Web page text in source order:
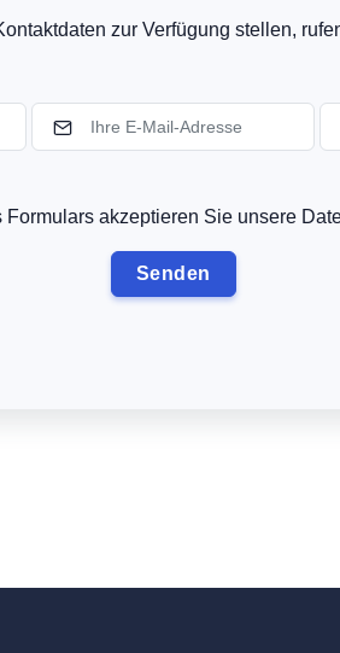
zur Verfügung stellen,
Formulars akzeptieren Sie unsere